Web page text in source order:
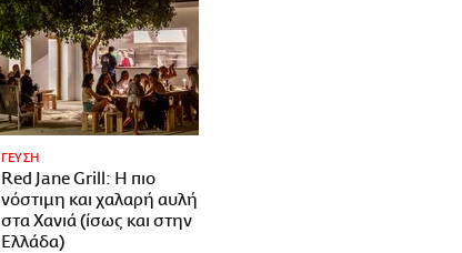
ΓΕΥΣΗ
Red Jane Grill: Η πιο
νόστιμη και χαλαρή αυλή
στα Χανιά (ίσως και στην
Ελλάδα)